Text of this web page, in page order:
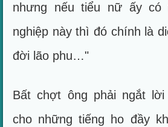
nhưng nếu tiểu nữ ấy
nghiệp này thì đó chính là
đời lão phu…"
Bất chợt ông phải ngắt
cho những tiếng ho đầy